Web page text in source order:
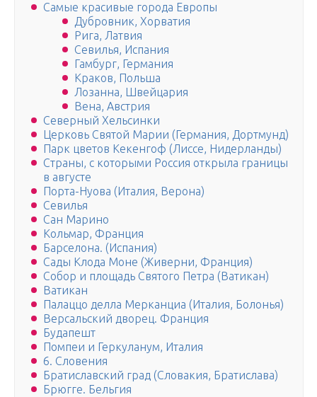
Самые красивые города Европы
Дубровник, Хорватия
Рига, Латвия
Севилья, Испания
Гамбург, Германия
Краков, Польша
Лозанна, Швейцария
Вена, Австрия
Северный Хельсинки
Церковь Святой Марии (Германия, Дортмунд)
Парк цветов Кекенгоф (Лиссе, Нидерланды)
Страны, с которыми Россия открыла границы
в августе
Порта-Нуова (Италия, Верона)
Севилья
Сан Марино
Кольмар, Франция
Барселона. (Испания)
Сады Клода Моне (Живерни, Франция)
Собор и площадь Святого Петра (Ватикан)
Ватикан
Палаццо делла Мерканциа (Италия, Болонья)
Версальский дворец. Франция
Будапешт
Помпеи и Геркуланум, Италия
6. Словения
Братиславский град (Словакия, Братислава)
Брюгге. Бельгия